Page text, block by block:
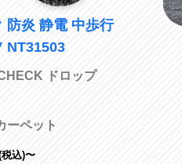
防炎 静電 中歩行
NT31503
ドロップ
ーペット
税込)〜